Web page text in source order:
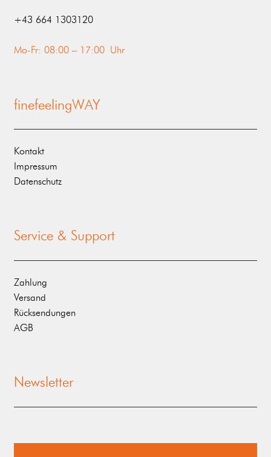
‭+43 664 1303120‬
Mo-Fr: 08:00 – 17:00 Uhr
finefeelingWAY
Kontakt
Impressum
Datenschutz
Service & Support
Zahlung
Versand
Rücksendungen
AGB
Newsletter